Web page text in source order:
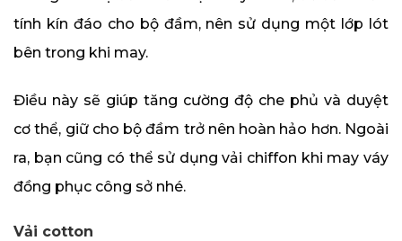
tính kín đáo cho bộ đầm, nên sử dụng một lớp lót
bên trong khi may.
Điều này sẽ giúp tăng cường độ che phủ và duyệt
cơ thể, giữ cho bộ đầm trở nên hoàn hảo hơn. Ngoài
ra, bạn cũng có thể sử dụng vải chiffon khi may váy
đồng phục công sở nhé.
Vải cotton